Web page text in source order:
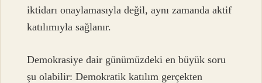
iktidarı onaylamasıyla değil, aynı zamanda aktif
katılımıyla sağlanır.
Demokrasiye dair günümüzdeki en büyük soru
şu olabilir: Demokratik katılım gerçekten